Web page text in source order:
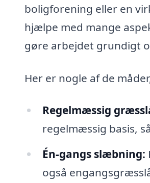
boligforening eller en
hjælpe med mange
gøre arbejdet grundigt
Her er nogle af de
Regelmæssig
regelmæssig basis,
Én-gangs slæbning:
også